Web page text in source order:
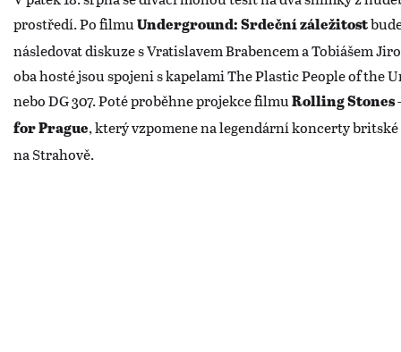
prostředí. Po filmuUnderground: Srdeční záležitost
následovat diskuze s Vratislavem Brabencem a Tobiášem
oba hosté jsou spojeni s kapelami The Plastic People of the
nebo DG 307. Poté proběhne projekce filmuRolling Stones
for Prague, který vzpomene na legendární koncerty
na Strahově.